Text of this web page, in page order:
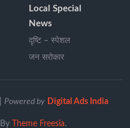
Local Special
News
दृष्टि – स्पेशल
जन सरोकार
Powered by Digital Ads India
Theme Freesia.